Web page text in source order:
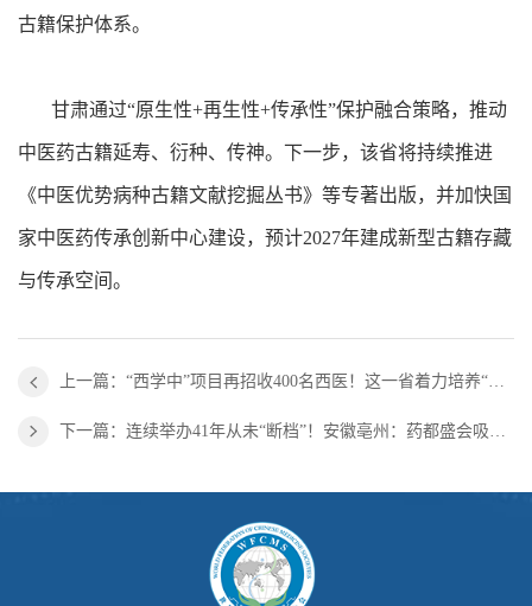
古籍保护体系。
甘肃通过“原生性+再生性+传承性”保护融合策略，推动
中医药古籍延寿、衍种、传神。下一步，该省将持续推进
《中医优势病种古籍文献挖掘丛书》等专著出版，并加快国
家中医药传承创新中心建设，预计2027年建成新型古籍存藏
与传承空间。